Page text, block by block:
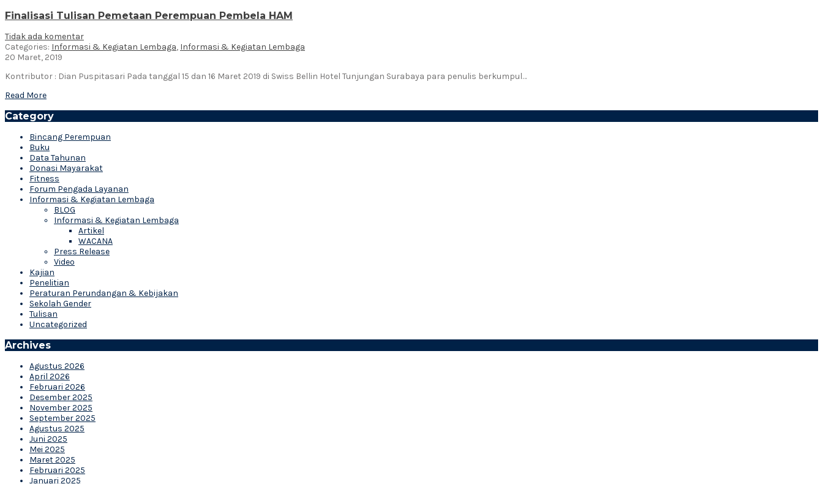
Finalisasi Tulisan Pemetaan Perempuan Pembela HAM
Tidak ada komentar
Categories: Informasi & Kegiatan Lembaga, Informasi & Kegiatan Lembaga
20 Maret, 2019
Kontributor : Dian Puspitasari Pada tanggal 15 dan 16 Maret 2019 di Swiss Bellin Hotel Tunjungan Surabaya para penulis berkumpul…
Read More
Category
Bincang Perempuan
Buku
Data Tahunan
Donasi Mayarakat
Fitness
Forum Pengada Layanan
Informasi & Kegiatan Lembaga
BLOG
Informasi & Kegiatan Lembaga
Artikel
WACANA
Press Release
Video
Kajian
Penelitian
Peraturan Perundangan & Kebijakan
Sekolah Gender
Tulisan
Uncategorized
Archives
Agustus 2026
April 2026
Februari 2026
Desember 2025
November 2025
September 2025
Agustus 2025
Juni 2025
Mei 2025
Maret 2025
Februari 2025
Januari 2025